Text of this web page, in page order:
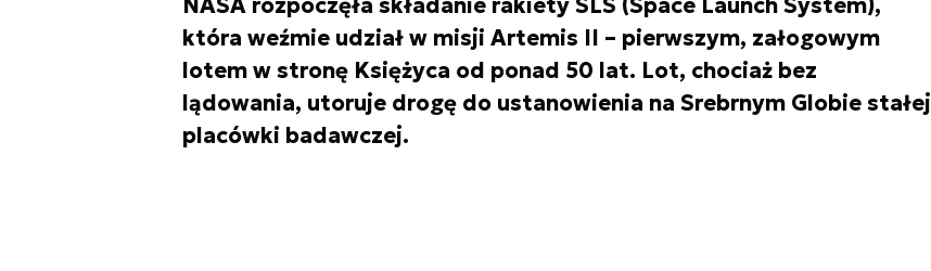
która weźmie udział w misji Artemis II – pierwszym, załogowym
lotem w stronę Księżyca od ponad 50 lat. Lot, chociaż bez
lądowania, utoruje drogę do ustanowienia na Srebrnym Globie stałej
placówki badawczej.